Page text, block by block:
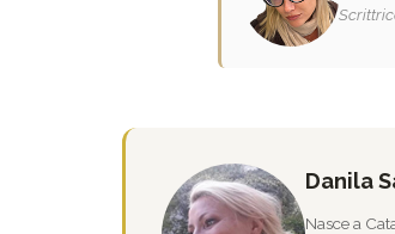
Danila
Nasce a